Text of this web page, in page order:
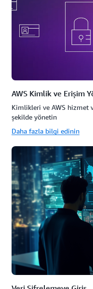
AWS Kimlik ve Erişim
Kimlikleri ve AWS hizmet
şekilde yönetin
Daha fazla bilgi edinin